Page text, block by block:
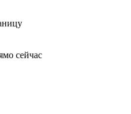
сейчас